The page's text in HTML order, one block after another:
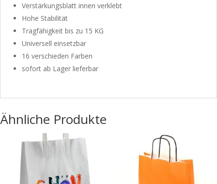
Verstärkungsblatt innen verklebt
Hohe Stabilität
Tragfähigkeit bis zu 15 KG
Universell einsetzbar
16 verschieden Farben
sofort ab Lager lieferbar
Ähnliche Produkte